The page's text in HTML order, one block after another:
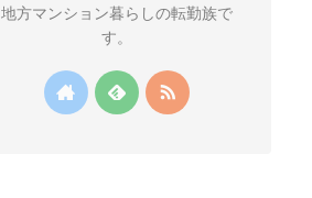
地方マンション暮らしの転勤族で
す。